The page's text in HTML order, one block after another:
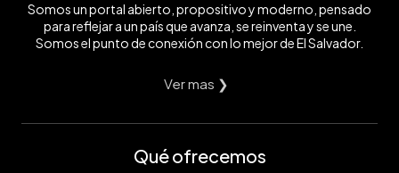
Somos un portal abierto, propositivo y moderno, pensado
para reflejar a un país que avanza, se reinventa y se une.
Somos el punto de conexión con lo mejor de El Salvador.
Ver mas ❯
Qué ofrecemos